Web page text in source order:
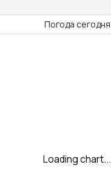
Погода сегодня
Loading chart...